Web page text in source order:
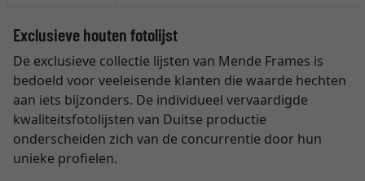
Exclusieve houten fotolijst
De exclusieve collectie lijsten van Mende Frames is
bedoeld voor veeleisende klanten die waarde hechten
aan iets bijzonders. De individueel vervaardigde
kwaliteitsfotolijsten van Duitse productie
onderscheiden zich van de concurrentie door hun
unieke profielen.